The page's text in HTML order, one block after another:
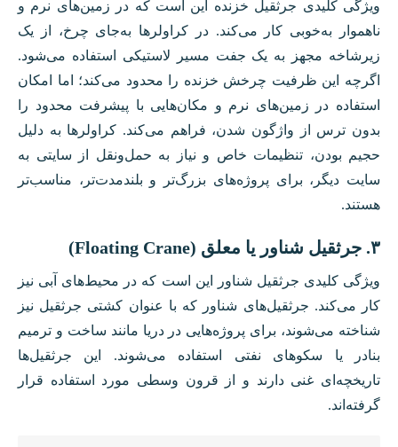
ویژگی کلیدی جرثقیل خزنده این است که در زمین‌های نرم و
ناهموار به‌خوبی کار می‌کند. در کراولرها به‌جای چرخ، از یک
زیرشاخه مجهز به یک جفت مسیر لاستیکی استفاده می‌شود.
اگرچه این ظرفیت چرخش خزنده را محدود می‌کند؛ اما امکان
استفاده در زمین‌های نرم و مکان‌هایی با پیشرفت محدود را
بدون ترس از واژگون شدن، فراهم می‌کند. کراولرها به دلیل
حجیم بودن، تنظیمات خاص و نیاز به حمل‌ونقل از سایتی به
سایت دیگر، برای پروژه‌های بزرگ‌تر و بلندمدت‌تر، مناسب‌تر
هستند.
۳. جرثقیل شناور یا معلق (Floating Crane)
ویژگی کلیدی جرثقیل شناور این است که در محیط‌های آبی نیز
کار می‌کند. جرثقیل‌های شناور که با عنوان کشتی جرثقیل نیز
شناخته می‌شوند، برای پروژه‌هایی در دریا مانند ساخت و ترمیم
بنادر یا سکو‌های نفتی استفاده می‌شوند. این جرثقیل‌ها
تاریخچه‌ای غنی دارند و از قرون وسطی مورد استفاده قرار
گرفته‌اند.